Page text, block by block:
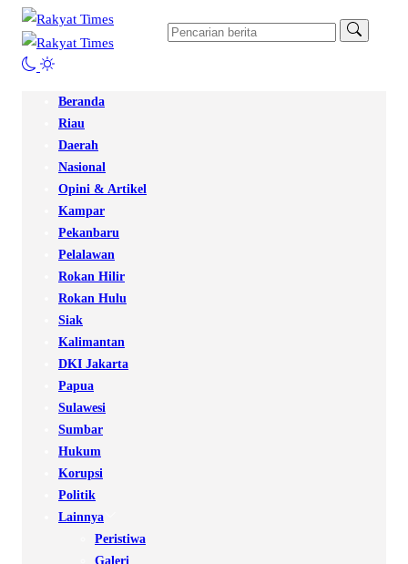
Beranda
Riau
Daerah
Nasional
Opini & Artikel
Kampar
Pekanbaru
Pelalawan
Rokan Hilir
Rokan Hulu
Siak
Kalimantan
DKI Jakarta
Papua
Sulawesi
Sumbar
Hukum
Korupsi
Politik
Lainnya
Peristiwa
Galeri